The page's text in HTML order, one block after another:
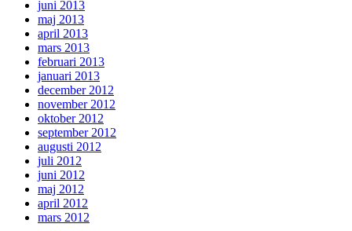
juni 2013
maj 2013
april 2013
mars 2013
februari 2013
januari 2013
december 2012
november 2012
oktober 2012
september 2012
augusti 2012
juli 2012
juni 2012
maj 2012
april 2012
mars 2012